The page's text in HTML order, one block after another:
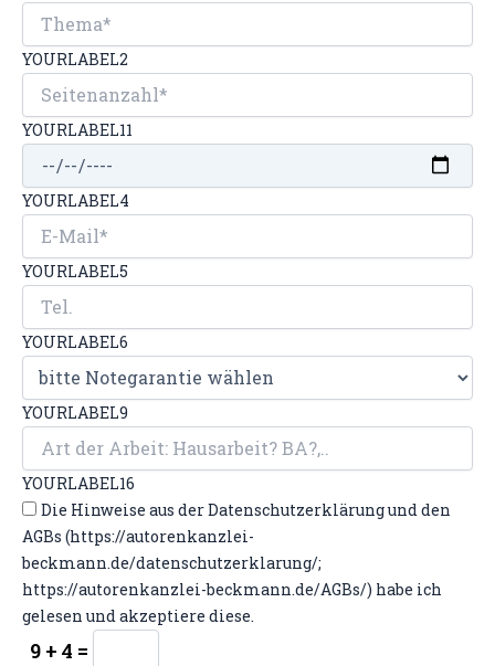
YOURLABEL2
YOURLABEL11
YOURLABEL4
YOURLABEL5
YOURLABEL6
YOURLABEL9
YOURLABEL16
Die Hinweise aus der Datenschutzerklärung und den
AGBs (https://autorenkanzlei-
beckmann.de/datenschutzerklarung/;
https://autorenkanzlei-beckmann.de/AGBs/) habe ich
gelesen und akzeptiere diese.
9 + 4 =